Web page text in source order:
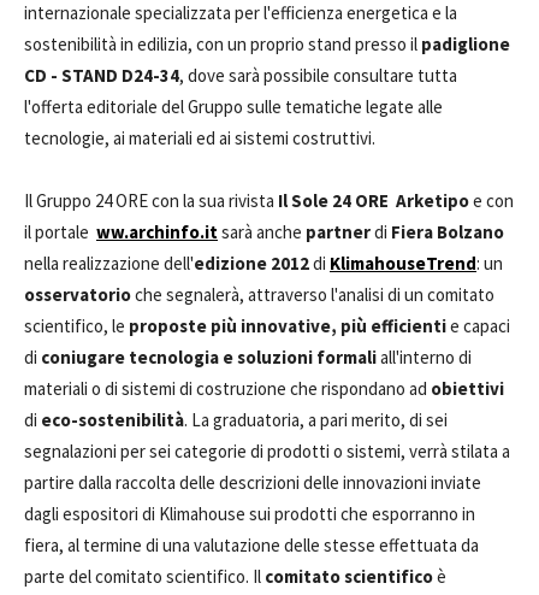
internazionale specializzata per l'efficienza energetica e la
sostenibilità in edilizia, con un proprio stand presso il padiglione
CD - STAND D24-34, dove sarà possibile consultare tutta
l'offerta editoriale del Gruppo sulle tematiche legate alle
tecnologie, ai materiali ed ai sistemi costruttivi.
Il Gruppo 24 ORE con la sua rivista Il Sole 24 ORE Arketipoe con
il portale ww.archinfo.itsarà anche partnerdi Fiera Bolzano
nella realizzazione dell'edizione 2012di KlimahouseTrend: un
osservatorioche segnalerà, attraverso l'analisi di un comitato
scientifico, le proposte più innovative, più efficientie capaci
di coniugare tecnologia e soluzioni formaliall'interno di
materiali o di sistemi di costruzione che rispondano ad obiettivi
di eco-sostenibilità. La graduatoria, a pari merito, di sei
segnalazioni per sei categorie di prodotti o sistemi, verrà stilata a
partire dalla raccolta delle descrizioni delle innovazioni inviate
dagli espositori di Klimahouse sui prodotti che esporranno in
fiera, al termine di una valutazione delle stesse effettuata da
parte del comitato scientifico. Il comitato scientificoè